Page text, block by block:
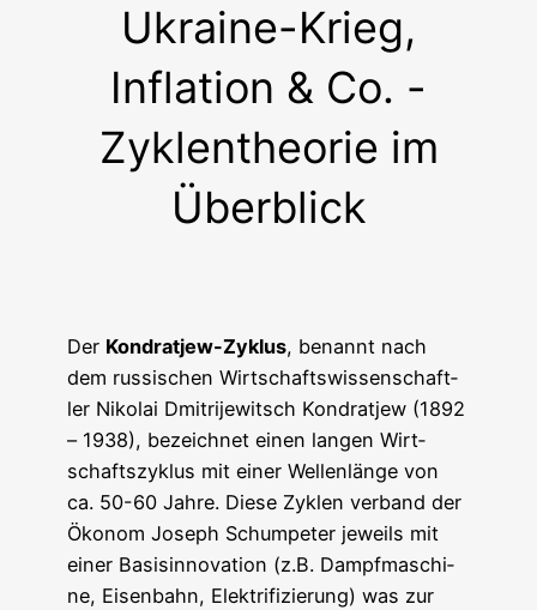
Ukraine-Krieg,
Inflation & Co. -
Zyklentheorie im
Überblick
Der Kond­rat­jew-Zyklus, benannt nach
dem rus­si­schen Wirt­schafts­wis­sen­schaft­
ler Niko­lai Dmit­ri­je­witsch Kond­rat­jew (1892
– 1938), bezeich­net einen lan­gen Wirt­
schafts­zy­klus mit einer Wel­len­län­ge von
ca. 50-60 Jah­re. Die­se Zyklen ver­band der
Öko­nom Joseph Schum­pe­ter jeweils mit
einer Basis­in­no­va­ti­on (z.B. Dampf­ma­schi­
ne, Eisen­bahn, Elek­tri­fi­zie­rung) was zur